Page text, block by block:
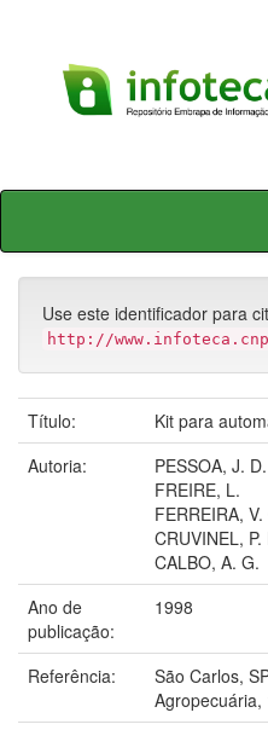
Skip
Use este identificador para
http://
Título:
Kit para
Autoria:
PESSOA, J.
FREIRE, L.
FERREIRA, V.
CRUVINEL, P.
CALBO, A. G.
Ano de
publicação:
1998
Referência:
São Carlos,
Agropecuária,